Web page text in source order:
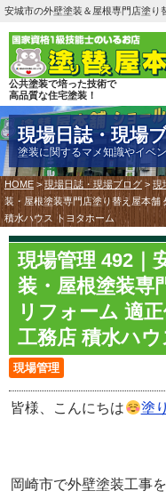
安城市の外壁塗装＆屋根専門店塗り
公共塗装で培った技術で
高品質な住宅塗装！
現場日誌・現場
塗装に関するマメ知識やイベ
HOME >現場日誌・現場ブログ > 現
装・屋根塗装専門店塗り替え屋本舗
積水ハウス トヨタホーム
現場管理 492｜
装・屋根塗装専
リフォーム 適
工務店 積水ハ
現場管理
皆様、こんにちは 塗
岡崎市で外壁塗装工事